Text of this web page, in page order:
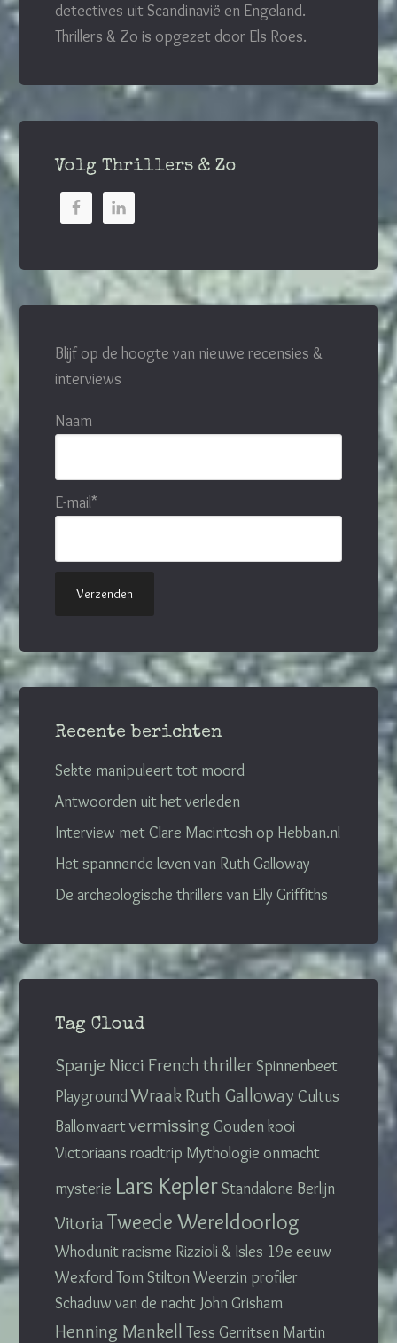
detectives uit Scandinavië en Engeland.
Thrillers & Zo is opgezet door Els Roes.
Volg Thrillers & Zo
Blijf op de hoogte van nieuwe recensies &
interviews
Naam
E-mail*
Recente berichten
Sekte manipuleert tot moord
Antwoorden uit het verleden
Interview met Clare Macintosh op Hebban.nl
Het spannende leven van Ruth Galloway
De archeologische thrillers van Elly Griffiths
Tag Cloud
Spanje Nicci French thrillerSpinnenbeet
PlaygroundWraak Ruth Galloway Cultus
Ballonvaartvermissing Gouden kooi
Victoriaans roadtrip Mythologie onmacht
mysterie Lars KeplerStandalone Berlijn
Vitoria Tweede Wereldoorlog
Whodunitracisme Rizzioli & Isles 19e eeuw
WexfordTom StiltonWeerzin profiler
Schaduw van de nacht John Grisham
Henning Mankell Tess Gerritsen Martin